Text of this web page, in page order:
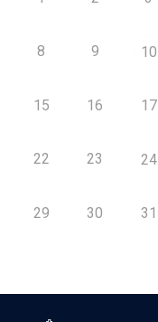
8 9 10
15 16 17
22 23 24
29 30 31